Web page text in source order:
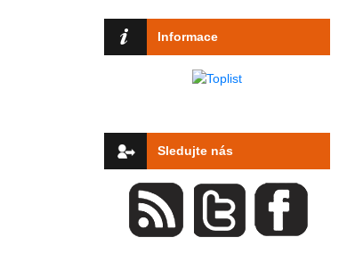
Informace
Sledujte nás